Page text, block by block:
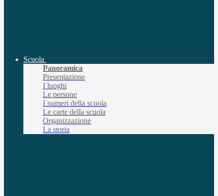
Scuola
Panoramica
Presentazione
I luoghi
Le persone
I numeri della scuola
Le carte della scuola
Organizzazione
La storia